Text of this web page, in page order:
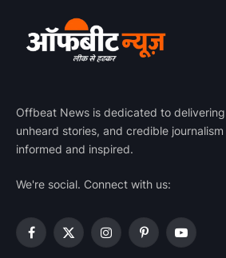
Offbeat News is dedicated to
unheard stories, and credible
informed and inspired.
We're social. Connect with us:
Facebook
X
InstagramPinterestYouTube